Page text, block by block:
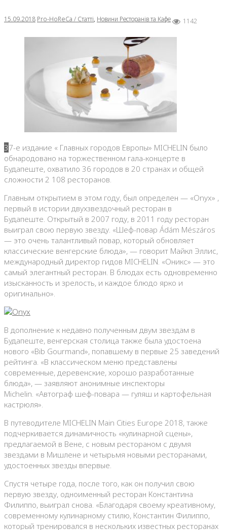
15.09.2018 Pro-HoReCa / Статті, Новини Ресторанів та Кафе 1142
37-е издание « Главных городов Европы» MICHELIN было
обнародовано на торжественном гала-концерте в
Будапеште, охватило 36 городов в 20 странах и общей
сложности 2 108 ресторанов.
Главным открытием в этом году, был определен — «Onyx» ,
первый в истории двухзвездочный ресторан в
Будапеште. Открытый в 2007 году, в 2011 году ресторан
выиграл свою первую звезду. «Шеф-повар Ádám Mészáros
— это очень талантливый повар, который обновляет
классические венгерские блюда», — говорит Майкл Эллис,
международный директор гидов MICHELIN. «Оникс» — это
самый элегантный ресторан. В блюдах есть одновременно
изысканность и зрелость, и каждое блюдо ярко и
оригинально».
В дополнение к недавно полученным двум звездам в
Будапеште, венгерская столица также была удостоена
нового «Bib Gourmand», попавшему в первые 25 заведений
рейтинга. «В классическом меню представлены
современные, деревенские, хорошо разработанные
блюда», — заявляют анонимные инспекторы
Michelin. «Автограф шеф-повара — гуляш и картофельная
кастрюля».
В путеводителе MICHELIN Main Cities Europe 2018, также
подчеркивается динамичность «кулинарной сцены»,
предлагаемой в Вене, с новым рестораном с двумя
звездами в Мишлене и четырьмя новыми ресторанами,
удостоенных звезды впервые.
Спустя четыре года, после того, как он получил свою
первую звезду, одноименный ресторан Константина
Филиппо, выиграл снова. «Благодаря своему креативному,
современному кулинарному стилю, Константин Филиппо,
который тренировался в нескольких известных ресторанах